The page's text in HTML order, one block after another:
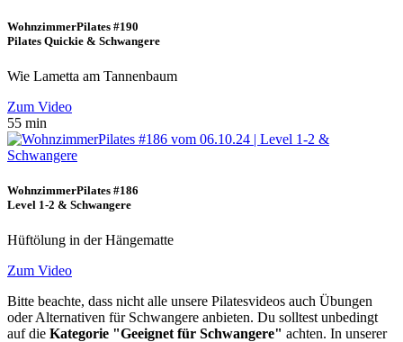
WohnzimmerPilates #190
Pilates Quickie & Schwangere
Wie Lametta am Tannenbaum
Zum Video
55 min
WohnzimmerPilates #186
Level 1-2 & Schwangere
Hüftölung in der Hängematte
Zum Video
Bitte beachte, dass nicht alle unsere Pilatesvideos auch Übungen
oder Alternativen für Schwangere anbieten. Du solltest unbedingt
auf die Kategorie "Geeignet für Schwangere" achten. In unserer